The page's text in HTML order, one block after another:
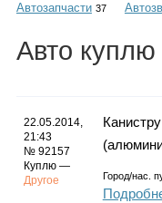
Автозапчасти 37
Авто куплю
22.05.2014,
21:43
№ 92157
Куплю —
Другое
Город/нас.